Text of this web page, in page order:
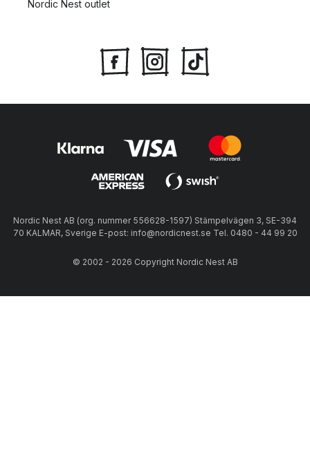
Nordic Nest outlet
Nordic Nest AB (org. nummer 556628-1597) Stämpelvägen 3, SE-394
70 KALMAR, Sverige E-post: info@nordicnest.se Tel. 0480 - 44 99 20
© 2002 - 2026 Copyright Nordic Nest AB